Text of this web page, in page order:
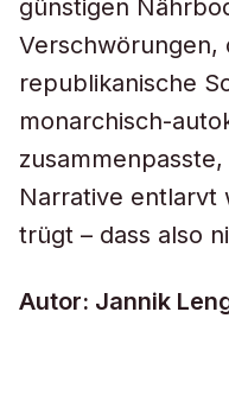
günstigen
Verschwörungen,
republikanische
monarchisch-
Narrative entlarvt
trügt – dass also
Autor: Jannik